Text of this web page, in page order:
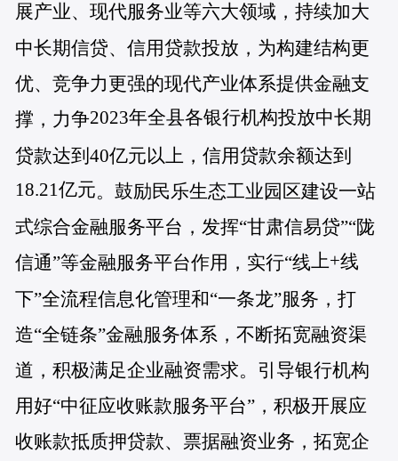
展产业、现代服务业等六大领域，持续加大
中长期信贷、信用贷款投放，为构建结构更
优、竞争力更强的现代产业体系提供金融支
撑，力争2023年全县各银行机构投放中长期
贷款达到40亿元以上，信用贷款余额达到
18.21亿元。鼓励民乐生态工业园区建设一站
式综合金融服务平台，发挥“甘肃信易贷”“陇
信通”等金融服务平台作用，实行“线上+线
下”全流程信息化管理和“一条龙”服务，打
造“全链条”金融服务体系，不断拓宽融资渠
道，积极满足企业融资需求。引导银行机构
用好“中征应收账款服务平台” ，积极开展应
收账款抵质押贷款、票据融资业务，拓宽企